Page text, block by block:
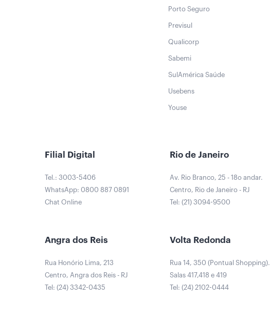
Porto Seguro
Previsul
Qualicorp
Sabemi
SulAmérica Saúde
Usebens
Youse
Filial Digital
Tel.: 3003-5406
WhatsApp: 0800 887 0891
Chat Online
Rio de Janeiro
Av. Rio Branco, 25 - 18o andar.
Centro, Rio de Janeiro - RJ
Tel: (21) 3094-9500
Angra dos Reis
Rua Honório Lima, 213
Centro, Angra dos Reis - RJ
Tel: (24) 3342-0435
Volta Redonda
Rua 14, 350 (Pontual Shopping).
Salas 417,418 e 419
Tel: (24) 2102-0444